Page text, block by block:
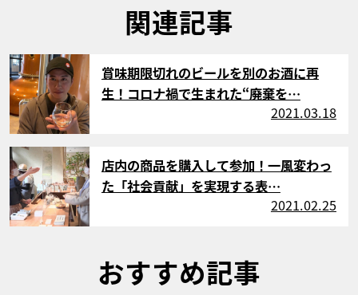
関連記事
サムネイル
賞味期限切れのビールを別のお酒に再
生！コロナ禍で生まれた“廃棄を…
2021.03.18
サムネイル
店内の商品を購入して参加！一風変わっ
た「社会貢献」を実現する表…
2021.02.25
おすすめ記事